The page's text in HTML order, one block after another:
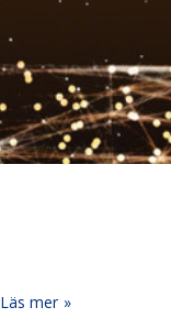
Läs mer »